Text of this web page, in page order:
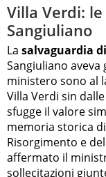
Villa Verdi:
Sangiuliano
La salvaguardia
Sangiuliano
ministero sono al
Villa Verdi sin
sfugge il valore
memoria storica
Risorgimento e
affermato il
sollecitazioni